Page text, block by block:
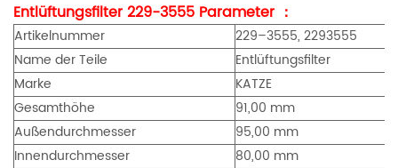
Entlüftungsfilter 229-3555 Parameter ：
Artikelnummer
229–3555, 2293555
Name der Teile
Entlüftungsfilter
Marke
KATZE
Gesamthöhe
91,00 mm
Außendurchmesser
95,00 mm
Innendurchmesser
80,00 mm